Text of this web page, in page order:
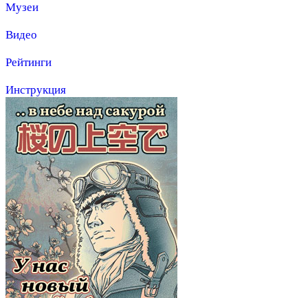
Музеи
Видео
Рейтинги
Инструкция